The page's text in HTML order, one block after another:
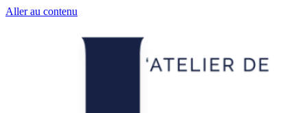
Aller au contenu